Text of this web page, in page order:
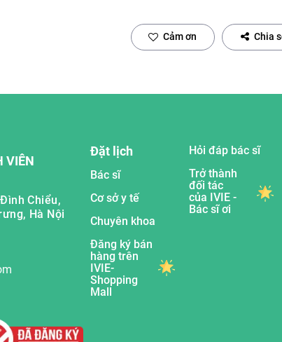
Cảm ơn Chia
VIÊN
Chiểu,
Hà Nội
Đặt lịch
Bác sĩ
Cơ sở y tế
Chuyên khoa
Đăng ký bán
hàng trên
IVIE-
Shopping
Mall
Hỏi đáp bác sĩ
Trở thành
đối tác
của IVIE -
Bác sĩ ơi